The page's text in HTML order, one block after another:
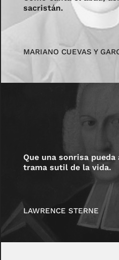
sacristán.
MARIANO CUEVAS Y
Que una sonrisa
trama sutil de la vida.
LAWRENCE STERNE